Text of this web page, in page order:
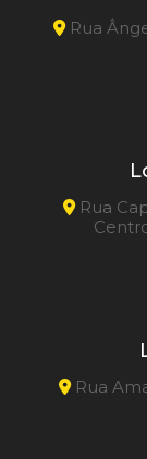
Rua
Rua
Rua